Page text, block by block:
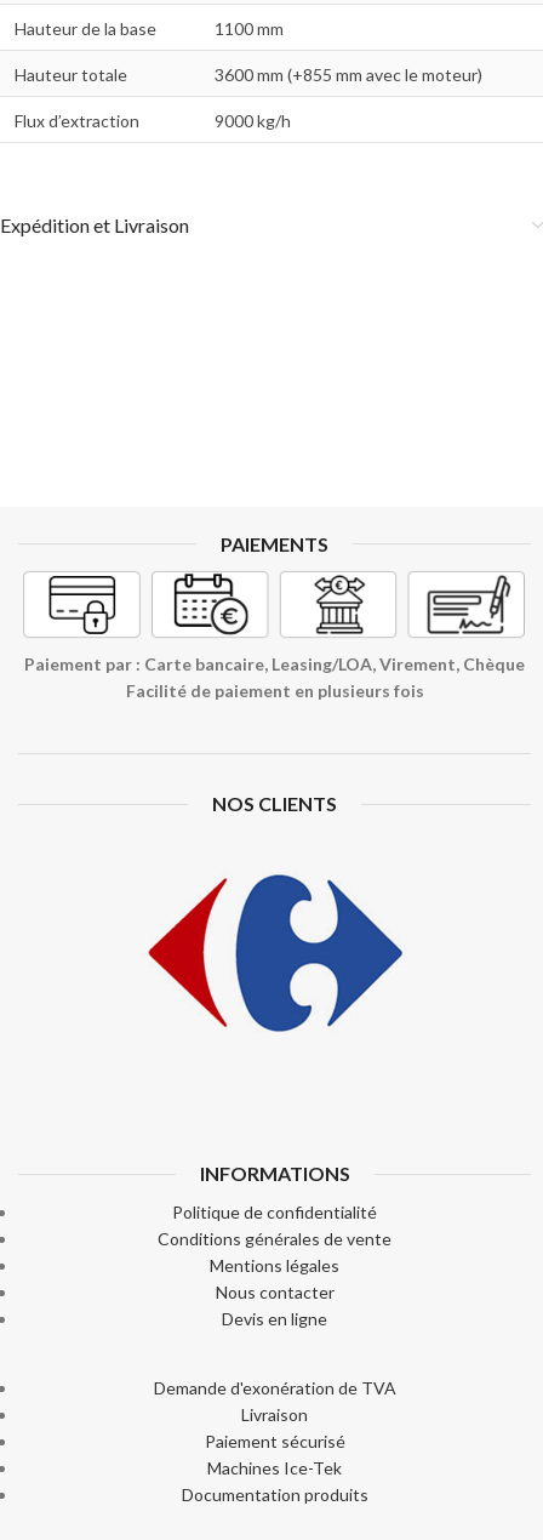
Hauteur de la base 1100 mm
Hauteur totale 3600 mm (+855 mm avec le moteur)
Flux d’extraction 9000 kg/h
Expédition et Livraison
PAIEMENTS
Paiement par : Carte bancaire, Leasing/LOA, Virement, Chèque
Facilité de paiement en plusieurs fois
NOS CLIENTS
INFORMATIONS
Politique de confidentialité
Conditions générales de vente
Mentions légales
Nous contacter
Devis en ligne
Demande d'exonération de TVA
Livraison
Paiement sécurisé
Machines Ice-Tek
Documentation produits